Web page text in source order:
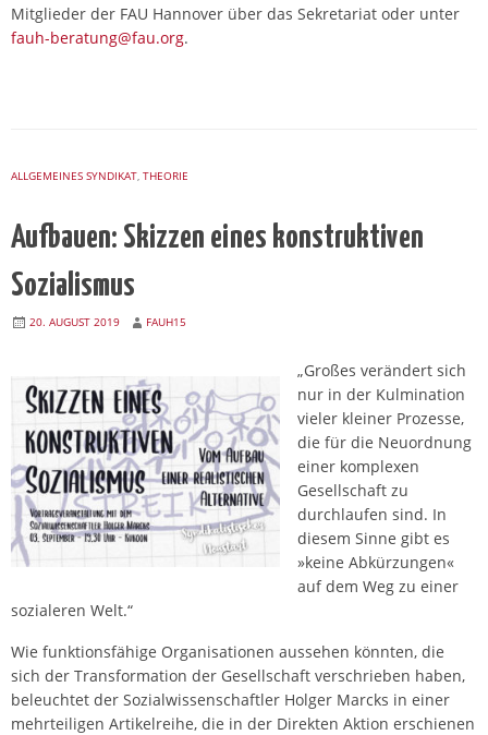
Mitglieder der FAU Hannover über das Sekretariat oder unter
fauh-beratung@fau.org.
ALLGEMEINES SYNDIKAT, THEORIE
Aufbauen: Skizzen eines konstruktiven
Sozialismus
20. AUGUST 2019 FAUH15
„Großes verändert sich
nur in der Kulmination
vieler kleiner Prozesse,
die für die Neuordnung
einer komplexen
Gesellschaft zu
durchlaufen sind. In
diesem Sinne gibt es
»keine Abkürzungen«
auf dem Weg zu einer
sozialeren Welt.“
Wie funktionsfähige Organisationen aussehen könnten, die
sich der Transformation der Gesellschaft verschrieben haben,
beleuchtet der Sozialwissenschaftler Holger Marcks in einer
mehrteiligen Artikelreihe, die in der Direkten Aktion erschienen